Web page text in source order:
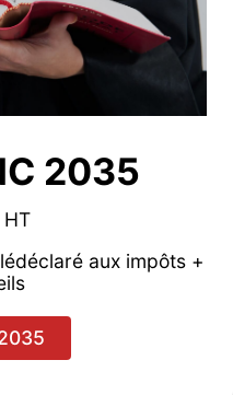
2035
aux impôts +